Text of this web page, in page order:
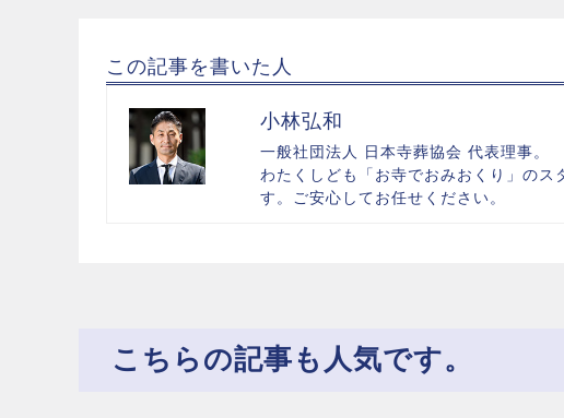
この記事を書いた人
小林弘和
一般社団法人 日本寺葬協会 代表理事。
わたくしども「お寺でおみおくり」のス
す。ご安心してお任せください。
こちらの記事も人気です。